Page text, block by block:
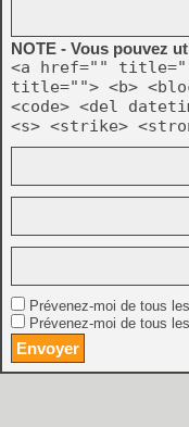
NOTE - Vous pouvez
<a href=""
title=""> <b>
<code> <del
<s> <strike>
Prévenez-moi de tous
Prévenez-moi de tous